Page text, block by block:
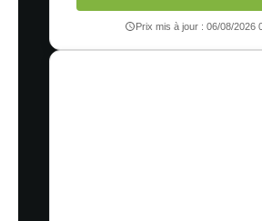
Prix mis à jour : 06/08/2026